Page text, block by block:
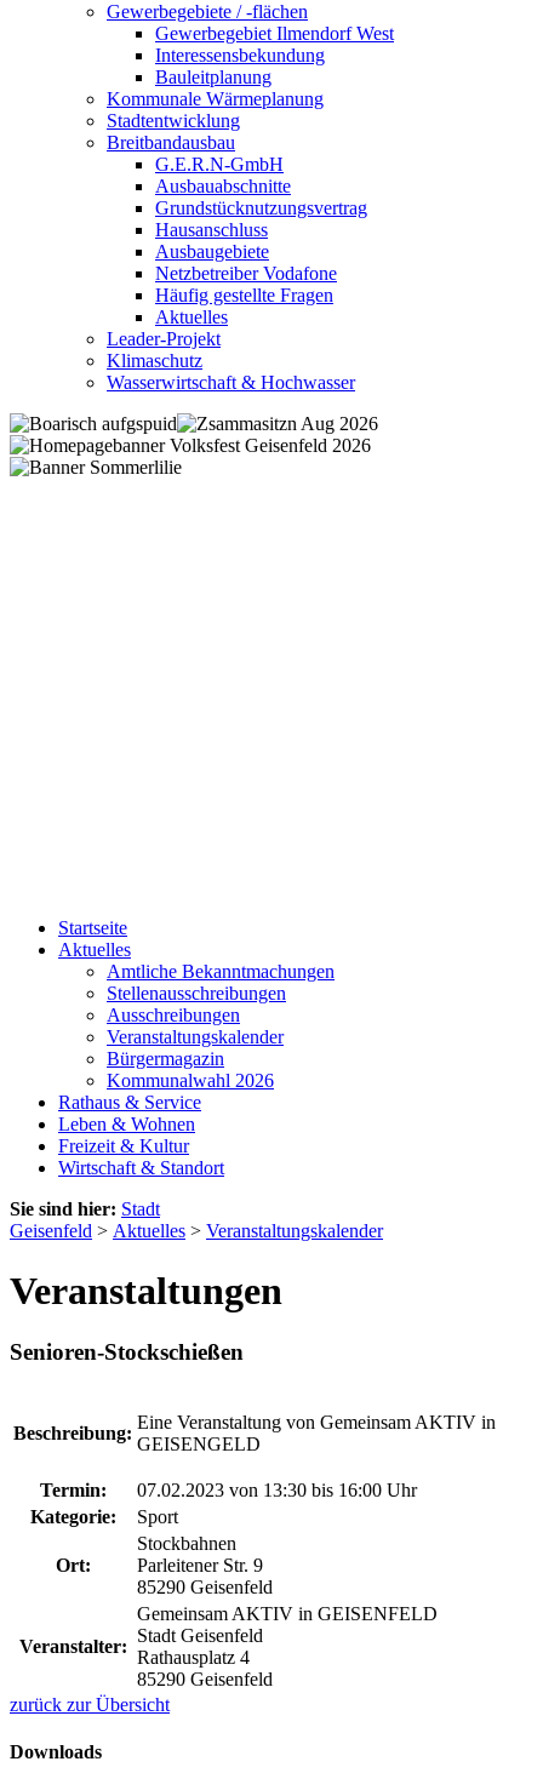
Gewerbegebiete / -flächen
Gewerbegebiet Ilmendorf West
Interessensbekundung
Bauleitplanung
Kommunale Wärmeplanung
Stadtentwicklung
Breitbandausbau
G.E.R.N-GmbH
Ausbauabschnitte
Grundstücknutzungsvertrag
Hausanschluss
Ausbaugebiete
Netzbetreiber Vodafone
Häufig gestellte Fragen
Aktuelles
Leader-Projekt
Klimaschutz
Wasserwirtschaft & Hochwasser
Startseite
Aktuelles
Amtliche Bekanntmachungen
Stellenausschreibungen
Ausschreibungen
Veranstaltungskalender
Bürgermagazin
Kommunalwahl 2026
Rathaus & Service
Leben & Wohnen
Freizeit & Kultur
Wirtschaft & Standort
Sie sind hier: Stadt
Geisenfeld > Aktuelles > Veranstaltungskalender
Veranstaltungen
Senioren-Stockschießen
Beschreibung:
Eine Veranstaltung von Gemeinsam AKTIV in
GEISENGELD
Termin: 07.02.2023 von 13:30 bis 16:00 Uhr
Kategorie:
Sport
Ort:
Stockbahnen
Parleitener Str. 9
85290 Geisenfeld
Veranstalter:
Gemeinsam AKTIV in GEISENFELD
Stadt Geisenfeld
Rathausplatz 4
85290 Geisenfeld
zurück zur Übersicht
Downloads